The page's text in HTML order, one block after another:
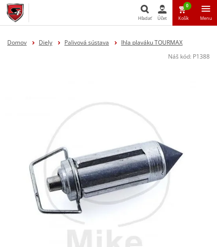
Hľadať
Hľadať Účet
0
Košík Menu
Domov Diely Palivová sústava
Ihla plaváku TOURMAX
Náš kód: P1388